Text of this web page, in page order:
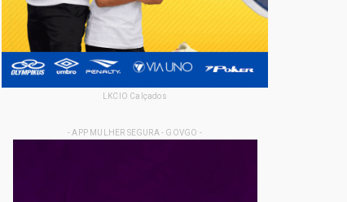
LKCIO Calçados
- APP MULHER SEGURA - GOVGO -